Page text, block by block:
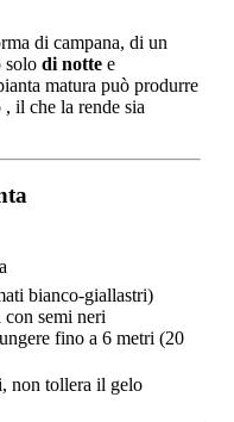
di campana, di un
solo di notte e
matura può produrre
, il che la rende sia
bianco-giallastri)
con semi neri
fino a 6 metri (20
non tollera il gelo